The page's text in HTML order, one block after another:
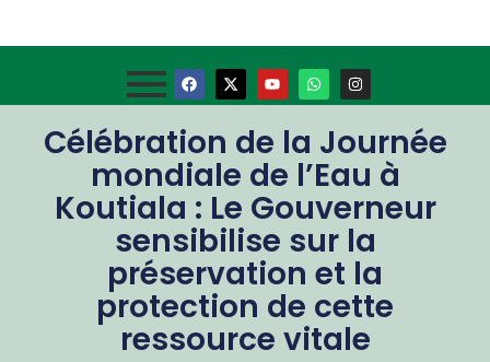
Célébration de la Journée
mondiale de l’Eau à
Koutiala : Le Gouverneur
sensibilise sur la
préservation et la
protection de cette
ressource vitale